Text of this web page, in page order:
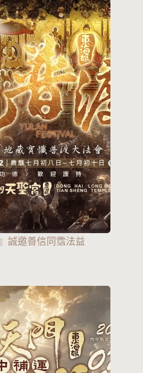
誠邀善信同霑法益